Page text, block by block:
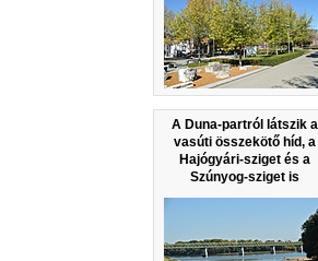
A Duna-partról látszik a
vasúti összekötő híd, a
Hajógyári-sziget és a
Szúnyog-sziget is